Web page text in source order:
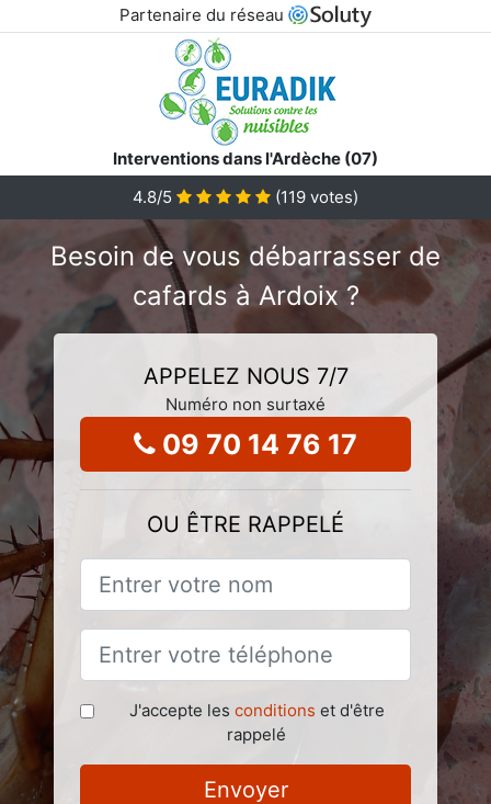
Partenaire du réseau
Interventions dans l'Ardèche (07)
4.8/5 (119 votes)
Besoin de vous débarrasser de
cafards à Ardoix ?
APPELEZ NOUS 7/7
Numéro non surtaxé
09 70 14 76 17
OU ÊTRE RAPPELÉ
J'accepte les conditions et d'être
rappelé
Envoyer